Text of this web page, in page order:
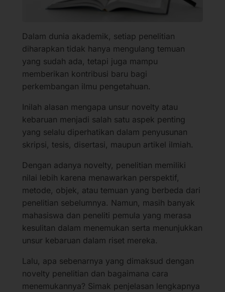
Dalam dunia akademik, setiap penelitian
diharapkan tidak hanya mengulang temuan
yang sudah ada, tetapi juga mampu
memberikan kontribusi baru bagi
perkembangan ilmu pengetahuan.
Inilah alasan mengapa unsur novelty atau
kebaruan menjadi salah satu aspek penting
yang selalu diperhatikan dalam penyusunan
skripsi, tesis, disertasi, maupun artikel ilmiah.
Dengan adanya novelty, penelitian memiliki
nilai lebih karena menawarkan perspektif,
metode, objek, atau temuan yang berbeda dari
penelitian sebelumnya. Namun, masih banyak
mahasiswa dan peneliti pemula yang merasa
kesulitan dalam menemukan serta menunjukkan
unsur kebaruan dalam riset mereka.
Lalu, apa sebenarnya yang dimaksud dengan
novelty penelitian dan bagaimana cara
menemukannya? Simak penjelasan lengkapnya